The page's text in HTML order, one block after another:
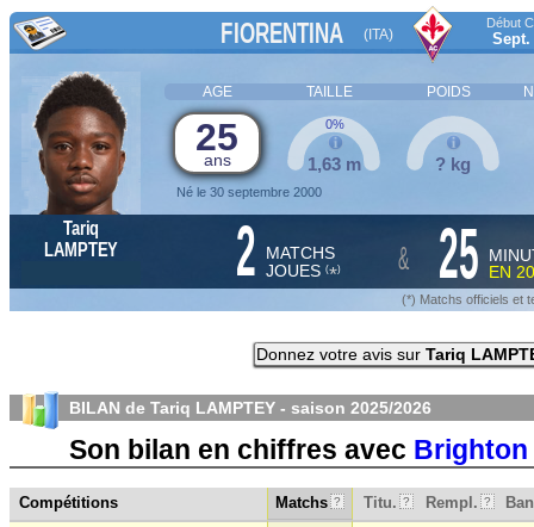
FIORENTINA (ITA)
Début
Sept.
AGE TAILLE POIDS
25
ans
Né le 30 septembre 2000
1,63 m
0%
? kg
Tariq
LAMPTEY
2 MATCHS
JOUES (*) & 25
EN
(*) Matchs officiels et
Donnez votre avis sur Tariq
BILAN de Tariq LAMPTEY - saison 2025/2026
Son bilan en chiffres avec Brighton
Compétitions Matchs ? Titu. ? Rempl. ?